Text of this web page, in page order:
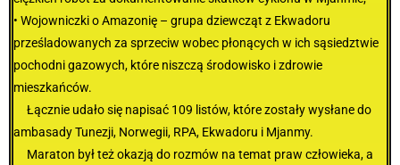
• Wojowniczki o Amazonię – grupa dziewcząt z Ekwadoru
prześladowanych za sprzeciw wobec płonących w ich sąsiedztwie
pochodni gazowych, które niszczą środowisko i zdrowie
mieszkańców.
Łącznie udało się napisać 109 listów, które zostały wysłane do
ambasady Tunezji, Norwegii, RPA, Ekwadoru i Mjanmy.
Maraton był też okazją do rozmów na temat praw człowieka, a